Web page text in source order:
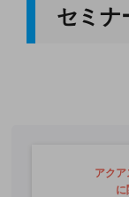
セミナ
アク